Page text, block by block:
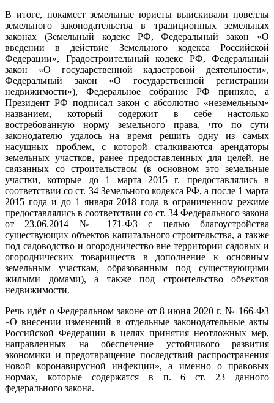
В итоге, покамест земельные юристы выискивали новеллы
земельного законодательства в традиционных земельных
законах (Земельный кодекс РФ, Федеральный закон «О
введении в действие Земельного кодекса Российской
Федерации», Градостроительный кодекс РФ, Федеральный
закон «О государственной кадастровой деятельности»,
Федеральный закон «О государственной регистрации
недвижимости»), Федеральное собрание РФ приняло, а
Президент РФ подписал закон с абсолютно «неземельным»
названием, который содержит в себе настолько
востребованную норму земельного права, что по сути
законодателю удалось на время решить одну из самых
насущных проблем, с которой сталкиваются арендаторы
земельных участков, ранее предоставленных для целей, не
связанных со строительством (в основном это земельные
участки, которые до 1 марта 2015 г. предоставлялись в
соответствии со ст. 34 Земельного кодекса РФ, а после 1 марта
2015 года и до 1 января 2018 года в ограниченном режиме
предоставлялись в соответствии со ст. 34 Федерального закона
от 23.06.2014 № 171-ФЗ с целью благоустройства
существующих объектов капитального строительства, а также
под садоводство и огородничество вне территории садовых и
огороднических товариществ в дополнение к основным
земельным участкам, образованным под существующими
жилыми домами), а также под строительство объектов
недвижимости.
Речь идёт о Федеральном законе от 8 июня 2020 г. № 166-ФЗ
«О внесении изменений в отдельные законодательные акты
Российской Федерации в целях принятия неотложных мер,
направленных на обеспечение устойчивого развития
экономики и предотвращение последствий распространения
новой коронавирусной инфекции», а именно о правовых
нормах, которые содержатся в п. 6 ст. 23 данного
федерального закона.